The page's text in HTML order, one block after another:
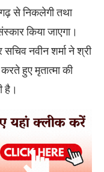
से निकलेगी तथा
किया जाएगा।
नवीन शर्मा ने श्री
हुए मृतात्मा की
है।